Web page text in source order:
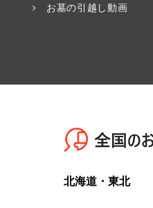
お墓の引越し動画
北海道・東北